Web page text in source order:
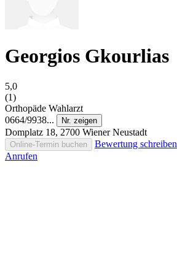
Georgios Gkourlias
5,0
(1)
Orthopäde Wahlarzt
0664/9938...
Nr. zeigen
Domplatz 18, 2700 Wiener Neustadt
Online-Termin buchen
Bewertung schreiben
Anrufen